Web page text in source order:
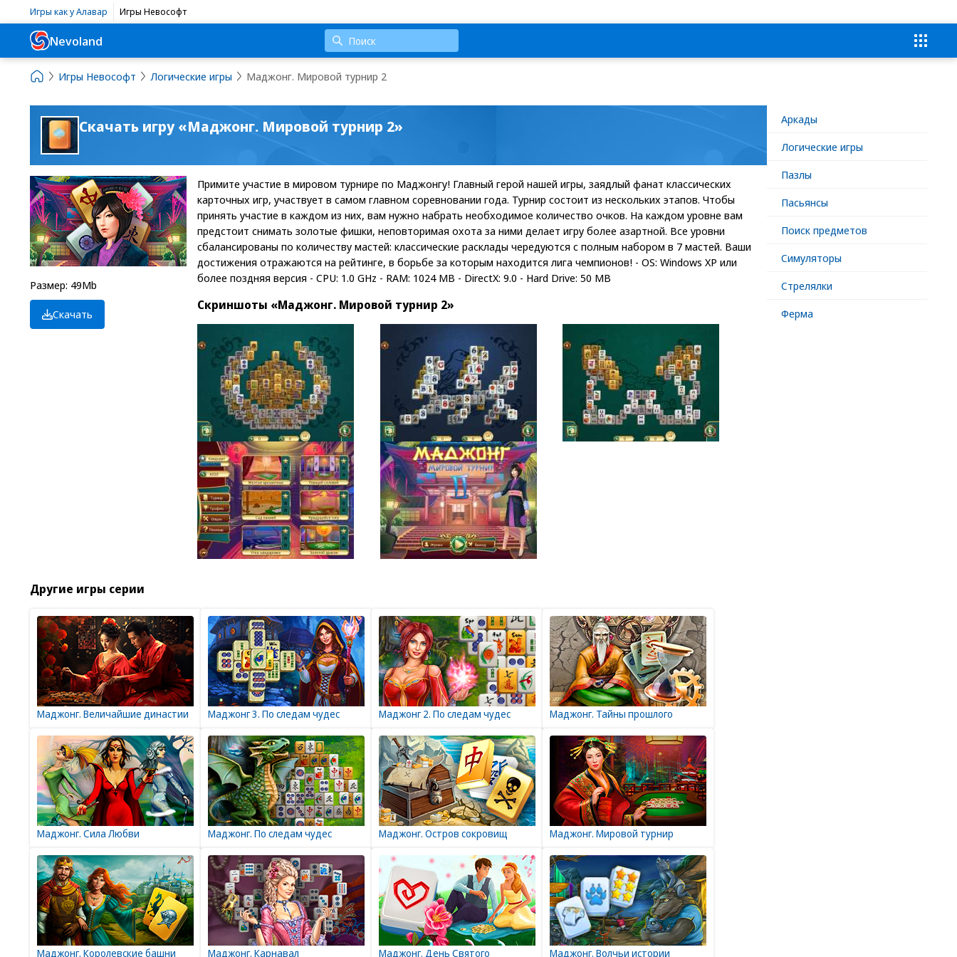
Игры как у Алавар Игры Невософт
Nevoland
Игры Невософт Логические игры Маджонг. Мировой турнир 2
Скачать игру «Маджонг. Мировой турнир 2»
Размер: 49Mb
Скачать
Примите участие в мировом турнире по Маджонгу! Главный герой нашей игры, заядлый фанат классических
карточных игр, участвует в самом главном соревновании года. Турнир состоит из нескольких этапов. Чтобы
принять участие в каждом из них, вам нужно набрать необходимое количество очков. На каждом уровне вам
предстоит снимать золотые фишки, неповторимая охота за ними делает игру более азартной. Все уровни
сбалансированы по количеству мастей: классические расклады чередуются с полным набором в 7 мастей. Ваши
достижения отражаются на рейтинге, в борьбе за которым находится лига чемпионов! - OS: Windows XP или
более поздняя версия - CPU: 1.0 GHz - RAM: 1024 MB - DirectX: 9.0 - Hard Drive: 50 MB
Скриншоты «Маджонг. Мировой турнир 2»
Другие игры серии
Маджонг. Величайшие династии Маджонг 3. По следам чудес Маджонг 2. По следам чудес Маджонг. Тайны прошлого
Маджонг. Сила Любви Маджонг. По следам чудес Маджонг. Остров сокровищ Маджонг. Мировой турнир
Маджонг. Королевские башни Маджонг. Карнавал Маджонг. День Святого Маджонг. Волчьи истории
Аркады
Логические игры
Пазлы
Пасьянсы
Поиск предметов
Симуляторы
Стрелялки
Ферма